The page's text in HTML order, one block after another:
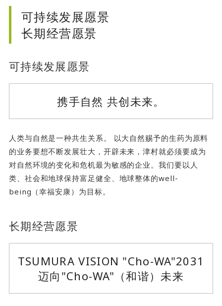
可持续发展愿景
长期经营愿景
可持续发展愿景
携手自然 共创未来。
人类与自然是一种共生关系。 以大自然赐予的生药为原料
的业务要想不断发展壮大，开辟未来，津村就必须要成为
对自然环境的变化和危机最为敏感的企业。我们要以人
类、社会和地球保持富足健全、地球整体的well-
being（幸福安康）为目标。
长期经营愿景
TSUMURA VISION "Cho-WA"2031
迈向"Cho-WA"（和谐）未来